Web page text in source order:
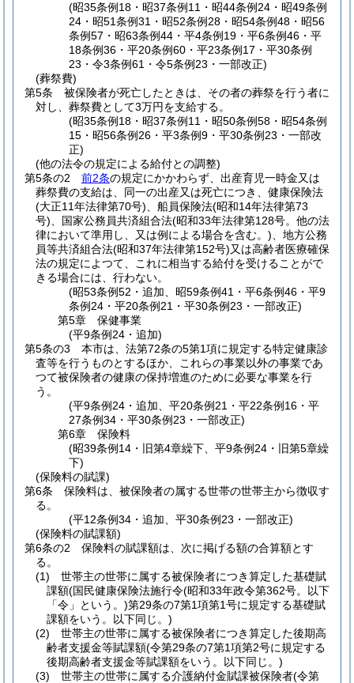
(昭35条例18・昭37条例11・昭44条例24・昭49条例
24・昭51条例31・昭52条例28・昭54条例48・昭56
条例57・昭63条例44・平4条例19・平6条例46・平
18条例36・平20条例60・平23条例17・平30条例
23・令3条例61・令5条例23・一部改正)
(葬祭費)
第5条
被保険者が死亡したときは、その者の葬祭を行う者に
対し、葬祭費として3万円を支給する。
(昭35条例18・昭37条例11・昭50条例58・昭54条例
15・昭56条例26・平3条例9・平30条例23・一部改
正)
(他の法令の規定による給付との調整)
第5条の2
前2条の規定にかかわらず、出産育児一時金又は
葬祭費の支給は、同一の出産又は死亡につき、健康保険法
(大正11年法律第70号) 、船員保険法(昭和14年法律第73
号) 、国家公務員共済組合法(昭和33年法律第128号。他の法
律において準用し、又は例による場合を含む。) 、地方公務
員等共済組合法(昭和37年法律第152号)又は高齢者医療確保
法の規定によつて、これに相当する給付を受けることがで
きる場合には、行わない。
(昭53条例52・追加、昭59条例41・平6条例46・平9
条例24・平20条例21・平30条例23・一部改正)
第5章
保健事業
(平9条例24・追加)
第5条の3
本市は、法第72条の5第1項に規定する特定健康診
査等を行うものとするほか、これらの事業以外の事業であ
つて被保険者の健康の保持増進のために必要な事業を行
う。
(平9条例24・追加、平20条例21・平22条例16・平
27条例34・平30条例23・一部改正)
第6章
保険料
(昭39条例14・旧第4章繰下、平9条例24・旧第5章繰
下)
(保険料の賦課)
第6条
保険料は、被保険者の属する世帯の世帯主から徴収す
る。
(平12条例34・追加、平30条例23・一部改正)
(保険料の賦課額)
第6条の2
保険料の賦課額は、次に掲げる額の合算額とす
る。
(1)
世帯主の世帯に属する被保険者につき算定した基礎賦
課額(国民健康保険法施行令(昭和33年政令第362号。以下
「令」という。)第29条の7第1項第1号に規定する基礎賦
課額をいう。以下同じ。)
(2)
世帯主の世帯に属する被保険者につき算定した後期高
齢者支援金等賦課額(令第29条の7第1項第2号に規定する
後期高齢者支援金等賦課額をいう。以下同じ。)
(3)
世帯主の世帯に属する介護納付金賦課被保険者(令第